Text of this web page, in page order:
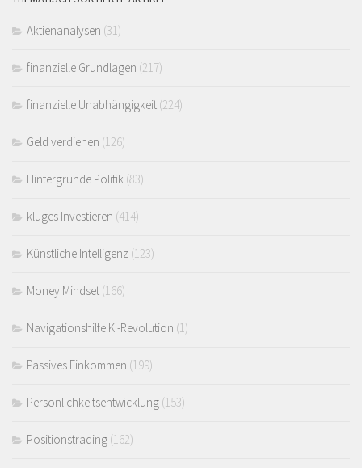
Aktienanalysen (31)
finanzielle Grundlagen (217)
finanzielle Unabhängigkeit (224)
Geld verdienen (126)
Hintergründe Politik (83)
kluges Investieren (414)
Künstliche Intelligenz (123)
Money Mindset (166)
Navigationshilfe KI-Revolution (1)
Passives Einkommen (199)
Persönlichkeitsentwicklung (153)
Positionstrading (162)